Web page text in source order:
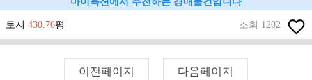
토지 430.76평 조회 1202
이전페이지 다음페이지